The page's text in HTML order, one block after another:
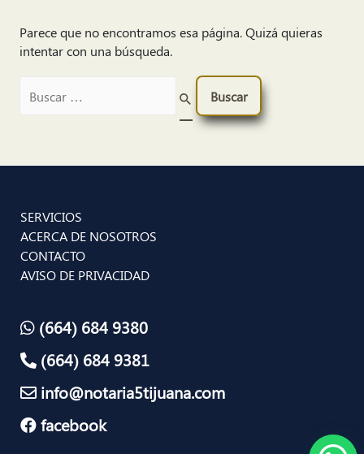
Parece que no encontramos esa página. Quizá quieras
intentar con una búsqueda.
SERVICIOS
ACERCA DE NOSOTROS
CONTACTO
AVISO DE PRIVACIDAD
(664) 684 9380
(664) 684 9381
info@notaria5tijuana.com
facebook